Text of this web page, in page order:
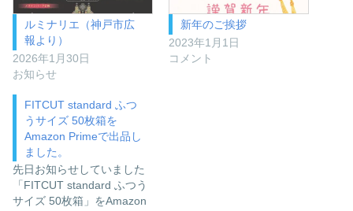
ルミナリエ（神戸市広
報より）
2026年1月30日
お知らせ
新年のご挨拶
2023年1月1日
コメント
FITCUT standard ふつ
うサイズ 50枚箱を
Amazon Primeで出品し
ました。
先日お知らせしていました
「FITCUT standard ふつう
サイズ 50枚箱」をAmazon